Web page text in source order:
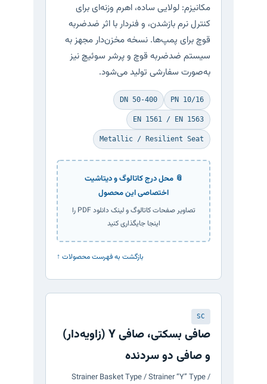
مکانیزم: لولایی ساده، اهرم وزنه‌ای برای
کنترل نرم بازشدن، و فنردار با اثر ضدضربه
قوچ برای پمپ‌ها. نسخه مخزن‌دار مجهز به
سیستم ضدضربه قوچ و پرشر سوئیچ نیز
به‌صورت سفارشی تولید می‌شود.
PN 10/16
DN 50-400
EN 1561 / EN 1563
Metallic / Resilient Seat
📎 محل درج کاتالوگ و دیتاشیت
اختصاصی این محصول
تصاویر صفحات کاتالوگ و لینک دانلود PDF را
اینجا جایگذاری کنید
↑ بازگشت به فهرست محصولات
SC
صافی بسکتی، صافی Y (زاویه‌دار)
و صافی دو سردنده
Strainer Basket Type / Strainer “Y” Type /